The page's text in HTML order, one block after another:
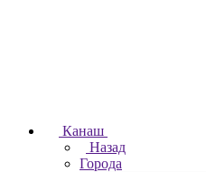
Канаш
Назад
Города